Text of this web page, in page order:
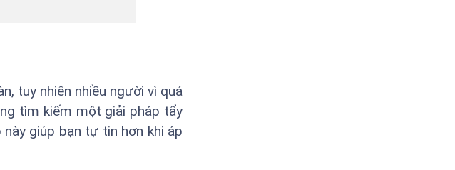
tuy nhiên nhiều người vì quá
tìm kiếm một giải pháp tẩy
giúp bạn tự tin hơn khi áp